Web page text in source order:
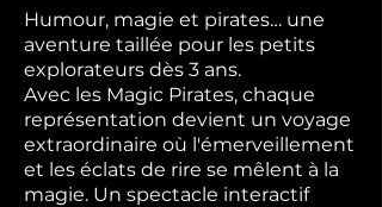
Humour, magie et pirates… une
aventure taillée pour les petits
explorateurs dès 3 ans.
Avec les Magic Pirates, chaque
représentation devient un voyage
extraordinaire où l'émerveillement
et les éclats de rire se mêlent à la
magie. Un spectacle interactif